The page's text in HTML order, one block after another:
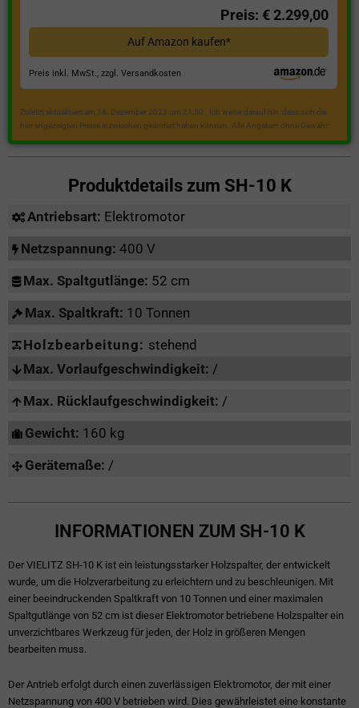
Preis: € 2.299,00
Auf Amazon kaufen*
Preis inkl. MwSt., zzgl. Versandkosten
Zuletzt aktualisiert am 18. Dezember 2023 um 21:50 . Ich weise darauf hin, dass sich die
hier angezeigten Preise inzwischen geändert haben können. Alle Angaben ohne Gewähr.
Produktdetails zum SH-10 K
Antriebsart: Elektromotor
Netzspannung: 400 V
Max. Spaltgutlänge: 52 cm
Max. Spaltkraft: 10 Tonnen
Holzbearbeitung: stehend
Max. Vorlaufgeschwindigkeit: /
Max. Rücklaufgeschwindigkeit: /
Gewicht: 160 kg
Gerätemaße: /
INFORMATIONEN ZUM SH-10 K
Der VIELITZ SH-10 K ist ein leistungsstarker Holzspalter, der entwickelt
wurde, um die Holzverarbeitung zu erleichtern und zu beschleunigen. Mit
einer beeindruckenden Spaltkraft von 10 Tonnen und einer maximalen
Spaltgutlänge von 52 cm ist dieser Elektromotor betriebene Holzspalter ein
unverzichtbares Werkzeug für jeden, der Holz in größeren Mengen
bearbeiten muss.
Der Antrieb erfolgt durch einen zuverlässigen Elektromotor, der mit einer
Netzspannung von 400 V betrieben wird. Dies gewährleistet eine konstante